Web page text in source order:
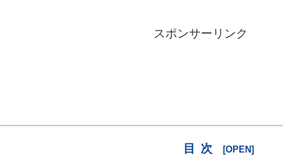
スポンサーリンク
目次